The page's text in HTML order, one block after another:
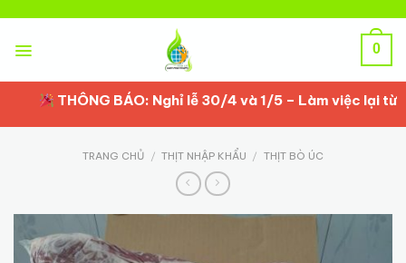
content
0
THÔNG BÁO: Nghỉ lễ 30/4 và 1/5 – Làm việc lại từ 2/
TRANG CHỦ / THỊT NHẬP KHẨU / THỊT BÒ ÚC